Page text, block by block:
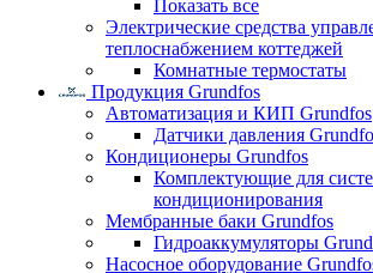
Показать все
Электрические средства
теплоснабжением коттеджей
Комнатные термостаты
Продукция Grundfos
Автоматизация и КИП Grundfos
Датчики давления
Кондиционеры Grundfos
Комплектующие для
кондиционирования
Мембранные баки Grundfos
Гидроаккумуляторы
Насосное оборудование